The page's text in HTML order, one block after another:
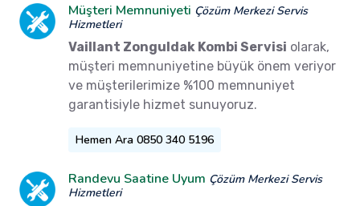
Müşteri Memnuniyeti Çözüm Merkezi Servis
Hizmetleri
Vaillant Zonguldak Kombi Servisi olarak,
müşteri memnuniyetine büyük önem veriyor
ve müşterilerimize %100 memnuniyet
garantisiyle hizmet sunuyoruz.
Hemen Ara 0850 340 5196
Randevu Saatine Uyum Çözüm Merkezi Servis
Hizmetleri